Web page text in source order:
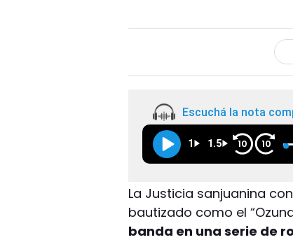
Escuchá la nota
1 1.5 10 10
La Justicia sanjuanina
bautizado como el
banda en una serie de